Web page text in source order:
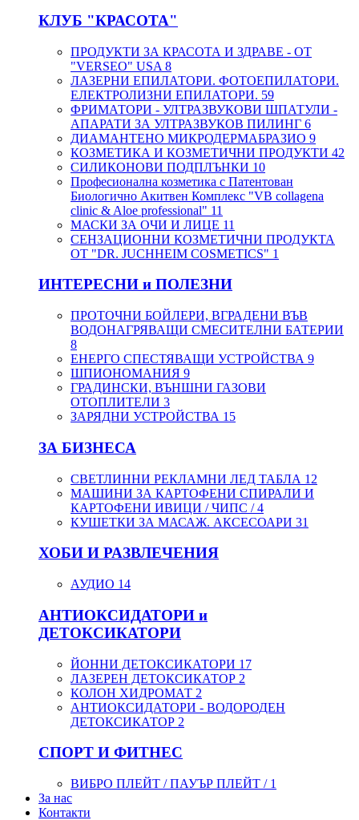
КЛУБ "КРАСОТА"
ПРОДУКТИ ЗА КРАСОТА И ЗДРАВЕ - ОТ
"VERSEO" USA 8
ЛАЗЕРНИ ЕПИЛАТОРИ. ФОТОЕПИЛАТОРИ.
ЕЛЕКТРОЛИЗНИ ЕПИЛАТОРИ. 59
ФРИМАТОРИ - УЛТРАЗВУКОВИ ШПАТУЛИ -
АПАРАТИ ЗА УЛТРАЗВУКОВ ПИЛИНГ 6
ДИАМАНТЕНО МИКРОДЕРМАБРАЗИО 9
КОЗМЕТИКА И КОЗМЕТИЧНИ ПРОДУКТИ 42
СИЛИКОНОВИ ПОДПЛЪНКИ 10
Професионална козметика с Патентован
Биологично Акитвен Комплекс "VB collagena
clinic & Aloe professional" 11
МАСКИ ЗА ОЧИ И ЛИЦЕ 11
СЕНЗАЦИОННИ КОЗМЕТИЧНИ ПРОДУКТА
ОТ "DR. JUCHHEIM COSMETICS" 1
ИНТЕРЕСНИ и ПОЛЕЗНИ
ПРОТОЧНИ БОЙЛЕРИ, ВГРАДЕНИ ВЪВ
ВОДОНАГРЯВАЩИ СМЕСИТЕЛНИ БАТЕРИИ
8
ЕНЕРГО СПЕСТЯВАЩИ УСТРОЙСТВА 9
ШПИОНОМАНИЯ 9
ГРАДИНСКИ, ВЪНШНИ ГАЗОВИ
ОТОПЛИТЕЛИ 3
ЗАРЯДНИ УСТРОЙСТВА 15
ЗА БИЗНЕСА
СВЕТЛИННИ РЕКЛАМНИ ЛЕД ТАБЛА 12
МАШИНИ ЗА КАРТОФЕНИ СПИРАЛИ И
КАРТОФЕНИ ИВИЦИ / ЧИПС /4
КУШЕТКИ ЗА МАСАЖ. АКСЕСОАРИ 31
ХОБИ И РАЗВЛЕЧЕНИЯ
АУДИО 14
АНТИОКСИДАТОРИ и
ДЕТОКСИКАТОРИ
ЙОННИ ДЕТОКСИКАТОРИ 17
ЛАЗЕРЕН ДЕТОКСИКАТОР 2
КОЛОН ХИДРОМАТ 2
АНТИОКСИДАТОРИ - ВОДОРОДЕН
ДЕТОКСИКАТОР 2
СПОРТ И ФИТНЕС
ВИБРО ПЛЕЙТ / ПАУЪР ПЛЕЙТ / 1
За нас
Контакти